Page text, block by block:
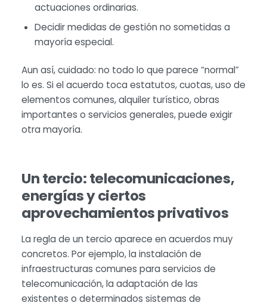
actuaciones ordinarias.
Decidir medidas de gestión no sometidas a
mayoría especial.
Aun así, cuidado: no todo lo que parece “normal”
lo es. Si el acuerdo toca estatutos, cuotas, uso de
elementos comunes, alquiler turístico, obras
importantes o servicios generales, puede exigir
otra mayoría.
Un tercio: telecomunicaciones,
energías y ciertos
aprovechamientos privativos
La regla de un tercio aparece en acuerdos muy
concretos. Por ejemplo, la instalación de
infraestructuras comunes para servicios de
telecomunicación, la adaptación de las
existentes o determinados sistemas de